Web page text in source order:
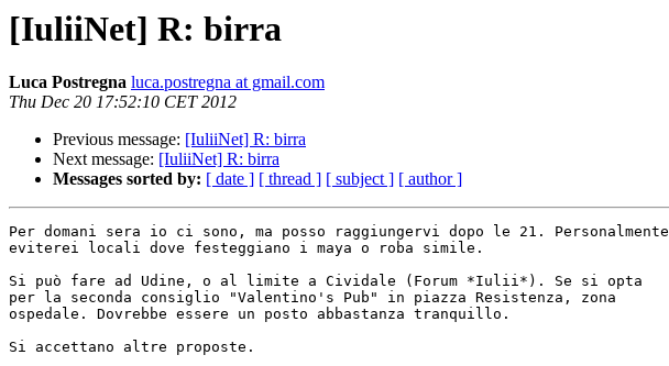
[IuliiNet] R: birra
Luca Postregna luca.postregna at gmail.com
Thu Dec 20 17:52:10 CET 2012
Previous message: [IuliiNet] R: birra
Next message: [IuliiNet] R: birra
Messages sorted by: [ date ] [ thread ] [ subject ] [ author ]
Per domani sera io ci sono, ma posso raggiungervi dopo le 21. Personalmente
eviterei locali dove festeggiano i maya o roba simile.
Si può fare ad Udine, o al limite a Cividale (Forum *Iulii*). Se si opta
per la seconda consiglio "Valentino's Pub" in piazza Resistenza, zona
ospedale. Dovrebbe essere un posto abbastanza tranquillo.
Si accettano altre proposte.